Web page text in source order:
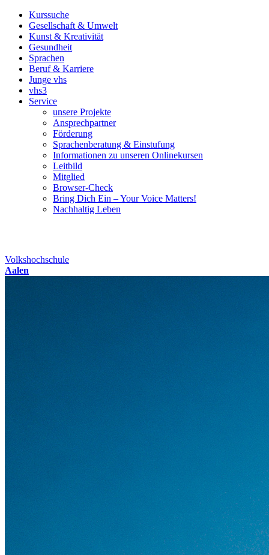
Kurssuche
Gesellschaft & Umwelt
Kunst & Kreativität
Gesundheit
Sprachen
Beruf & Karriere
Junge vhs
vhs3
Service
unsere Projekte
Ansprechpartner
Förderung
Sprachenberatung & Einstufung
Informationen zu unseren Onlinekursen
Leitbild
Mitglied
Browser-Check
Bring Dich Ein – Your Voice Matters!
Nachhaltig Leben
Volkshochschule
Aalen